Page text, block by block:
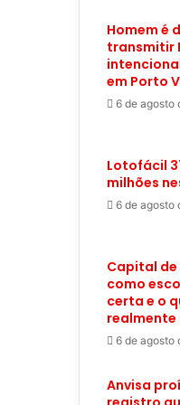
Homem é
transmitir
em Porto
6 de agosto
Lotofácil
milhões
6 de agosto
Capital de
como
certa e o
realmente
6 de agosto
Anvisa